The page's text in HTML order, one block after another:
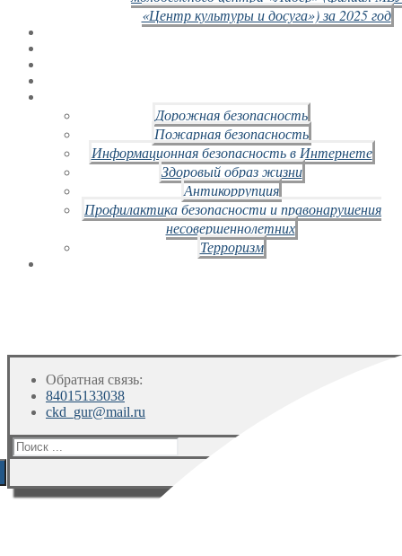
«Центр культуры и досуга») за 2025 год
Дорожная безопасность
Пожарная безопасность
Информационная безопасность в Интернете
Здоровый образ жизни
Антикоррупция
Профилактика безопасности и правонарушения
несовершеннолетних
Терроризм
Обратная связь:
84015133038
ckd_gur@mail.ru
Искать: